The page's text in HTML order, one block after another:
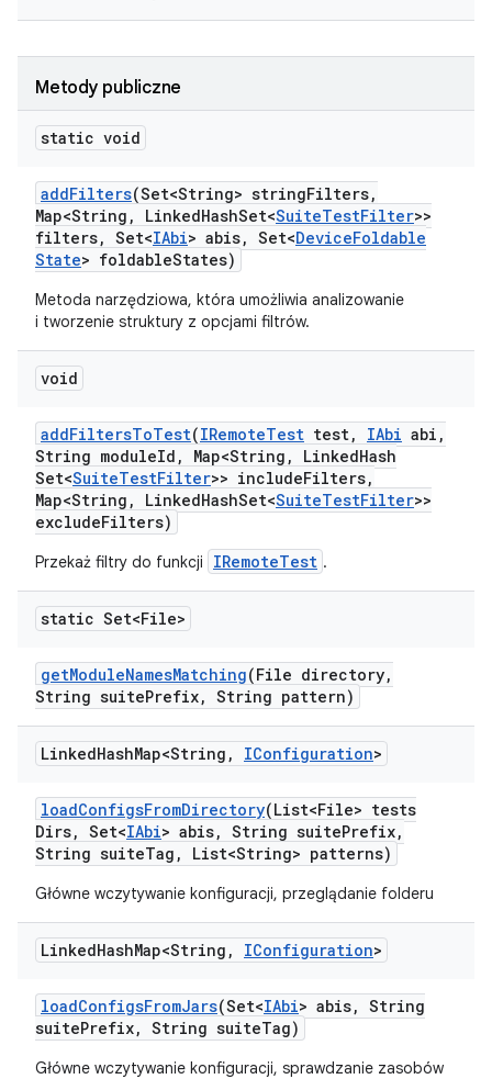
Metody publiczne
static void
addFilters(Set<String> stringFilters,
Map<String , LinkedHashSet<SuiteTestFilter>>
filters, Set<IAbi> abis, Set<DeviceFoldable
State> foldableStates)
Metoda narzędziowa, która umożliwia analizowanie
i tworzenie struktury z opcjami filtrów.
void
addFiltersToTest(IRemoteTest test, IAbi abi ,
String moduleId , Map<String , LinkedHash
Set<SuiteTestFilter>> includeFilters,
Map<String , LinkedHashSet<SuiteTestFilter>>
excludeFilters)
Przekaż filtry do funkcji IRemoteTest .
static Set<File>
getModuleNamesMatching(File directory,
String suitePrefix, String pattern)
LinkedHashMap<String , IConfiguration>
loadConfigsFromDirectory(List<File> tests
Dirs, Set<IAbi> abis, String suitePrefix,
String suiteTag , List<String> patterns)
Główne wczytywanie konfiguracji, przeglądanie folderu
LinkedHashMap<String , IConfiguration>
loadConfigsFromJars(Set<IAbi> abis, String
suitePrefix, String suiteTag)
Główne wczytywanie konfiguracji, sprawdzanie zasobów